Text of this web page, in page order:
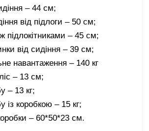
– 44 см;
від підлоги – 50 см;
підлокітниками – 45 см;
від сидіння – 39 см;
навантаження – 140 кг
– 13 см;
– 13 кг;
із коробкою – 15 кг;
– 60*50*23 см.